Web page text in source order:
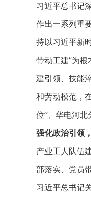
习近平总书记
作出一系列重
持以习近平新
带动工建”为
建引领、技能
和劳动模范，
位”、华电河
强化政治引领
产业工人队伍
部落实、党员
习近平总书记